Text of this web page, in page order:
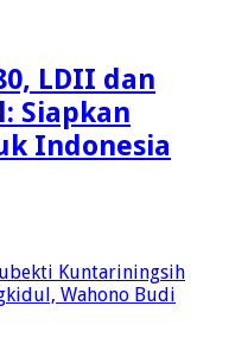
LDII dan
Siapkan
Indonesia